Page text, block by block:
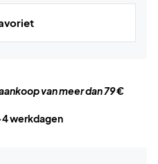
van meer dan 79 €
werkdagen